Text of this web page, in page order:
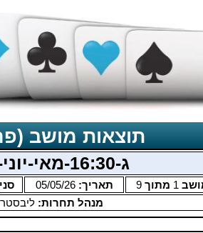
תוצאות מושב
ג-16:30-מאי-יוני-2026
1 מתוך9 תאריך:05/05/26
מנהל תחרות: ליבסטר